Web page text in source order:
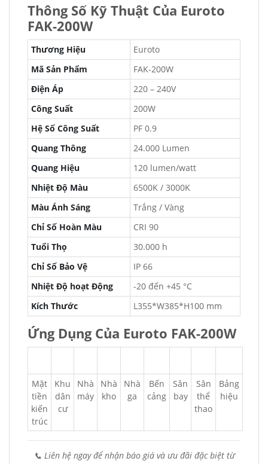
Thông Số Kỹ Thuật Của Euroto
FAK-200W
Thương Hiệu
Euroto
Mã Sản Phẩm
FAK-200W
Điện Áp
220 – 240V
Công Suất
200W
Hệ Số Công Suất
PF 0.9
Quang Thông
24.000 Lumen
Quang Hiệu
120 lumen/watt
Nhiệt Độ Màu
6500K / 3000K
Màu Ánh Sáng
Trắng / Vàng
Chỉ Số Hoàn Màu
CRI 90
Tuổi Thọ
30.000 h
Chỉ Số Bảo Vệ
IP 66
Nhiệt Độ hoạt Động
-20 đến +45 °C
Kích Thước
L355*W385*H100 mm
Ứng Dụng Của Euroto FAK-200W
Mặt
tiền
kiến
trúc
Khu
dân
cư
Nhà
máy
Nhà
kho
Nhà
ga
Bến
cảng
Sân
bay
Sân
thể
thao
Bảng
hiệu
📞 Liên hệ ngay để nhận báo giá và ưu đãi đặc biệt từ